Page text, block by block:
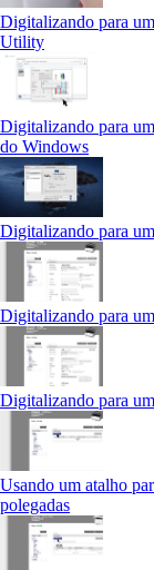
Digitalizando para
Utility
Digitalizando para
do Windows
Digitalizando para
Digitalizando para
Digitalizando para
Usando um atalho
polegadas